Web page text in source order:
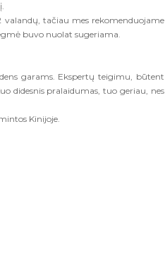
valandų, tačiau mes rekomenduojame
buvo nuolat sugeriama.
garams. Ekspertų teigimu, būtent
didesnis pralaidumas, tuo geriau, nes
Kinijoje.